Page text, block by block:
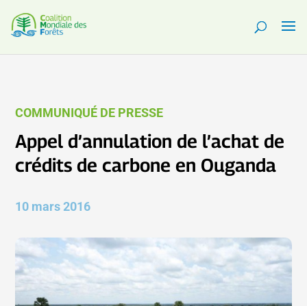
COMMUNIQUÉ DE PRESSE
Appel d’annulation de l’achat de
crédits de carbone en Ouganda
10 mars 2016